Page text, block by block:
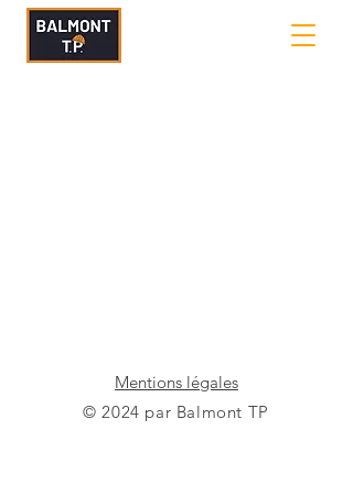
Mentions légales
© 2024 par Balmont TP